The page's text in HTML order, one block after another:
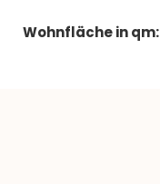
Wohnfläche in qm: